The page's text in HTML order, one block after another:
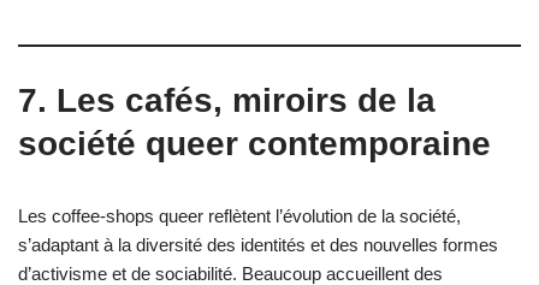
7. Les cafés, miroirs de la
société queer contemporaine
Les coffee-shops queer reflètent l’évolution de la société,
s’adaptant à la diversité des identités et des nouvelles formes
d’activisme et de sociabilité. Beaucoup accueillent des